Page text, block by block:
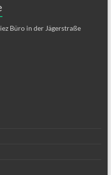
Büro in der Jägerstraße